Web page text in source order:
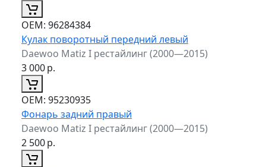
ОЕМ: 96284384
Кулак поворотный передний левый
Daewoo Matiz I рестайлинг (2000—2015)
3 000р.
ОЕМ: 95230935
Фонарь задний правый
Daewoo Matiz I рестайлинг (2000—2015)
2 500р.